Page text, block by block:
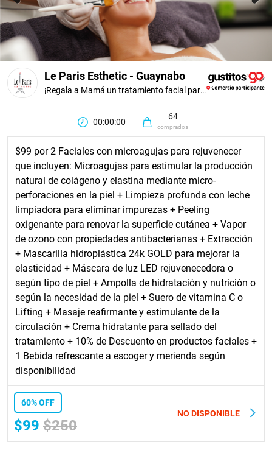
Previous Next
Le Paris Esthetic - Guaynabo
¡Regala a Mamá un tratamiento facial para una piel visiblemente más firme, luminosa y joven!
00:00:00
64
comprados
$99 por 2 Faciales con microagujas para rejuvenecer
que incluyen: Microagujas para estimular la producción
natural de colágeno y elastina mediante micro-
perforaciones en la piel + Limpieza profunda con leche
limpiadora para eliminar impurezas + Peeling
oxigenante para renovar la superficie cutánea + Vapor
de ozono con propiedades antibacterianas + Extracción
+ Mascarilla hidroplástica 24k GOLD para mejorar la
elasticidad + Máscara de luz LED rejuvenecedora o
según tipo de piel + Ampolla de hidratación y nutrición o
según la necesidad de la piel + Suero de vitamina C o
Lifting + Masaje reafirmante y estimulante de la
circulación + Crema hidratante para sellado del
tratamiento + 10% de Descuento en productos faciales +
1 Bebida refrescante a escoger y merienda según
disponibilidad
60% OFF
$99 $250
NO DISPONIBLE